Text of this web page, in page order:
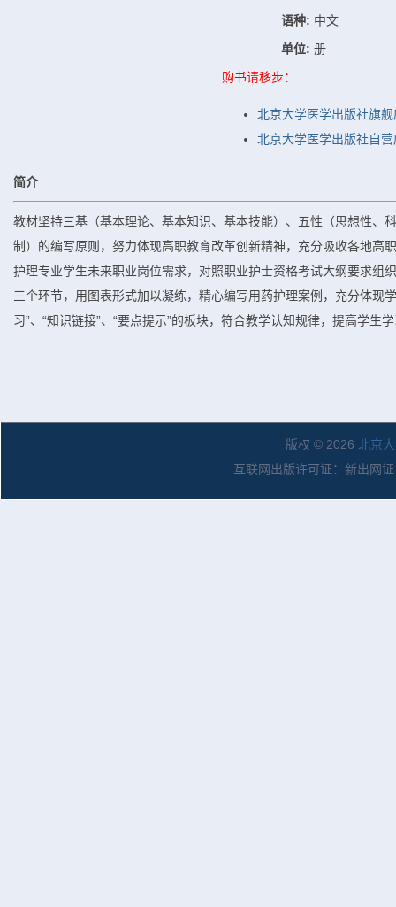
语种: 中文
单位: 册
购书请移步：
北京大学医学出版社旗舰
北京大学医学出版社自
简介
教材坚持三基（基本理论、基本知识、基本技能）、五性（思想性、
制）的编写原则，努力体现高职教育改革创新精神，充分吸收各地高
护理专业学生未来职业岗位需求，对照职业护士资格考试大纲要求组
三个环节，用图表形式加以凝练，精心编写用药护理案例，充分体现
习”、“知识链接”、“要点提示”的板块，符合教学认知规律，提高学生
版权 © 2026 北京
互联网出版许可证：新出网